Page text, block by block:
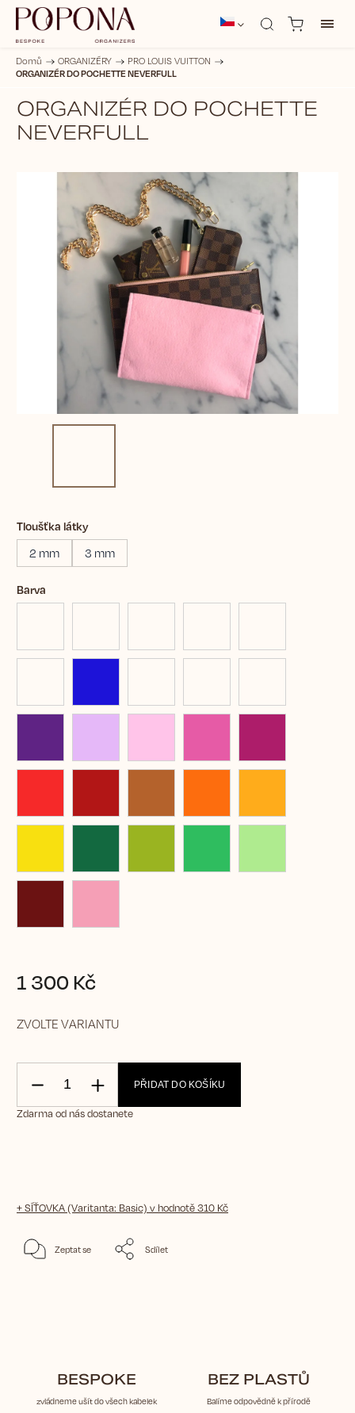
Domů / ORGANIZÉRY / PRO LOUIS VUITTON /
ORGANIZÉR DO POCHETTE NEVERFULL
ORGANIZÉR DO POCHETTE
NEVERFULL
Tloušťka látky
2 mm
3 mm
Barva
1 300 Kč
ZVOLTE VARIANTU
PŘIDAT DO KOŠÍKU
Zdarma od nás dostanete
+ SÍŤOVKA (Varitanta: Basic) v hodnotě 310 Kč
Zeptat se Sdílet
BESPOKE
zvládneme ušít do všech kabelek
BEZ PLASTŮ
Balíme odpovědně k přírodě